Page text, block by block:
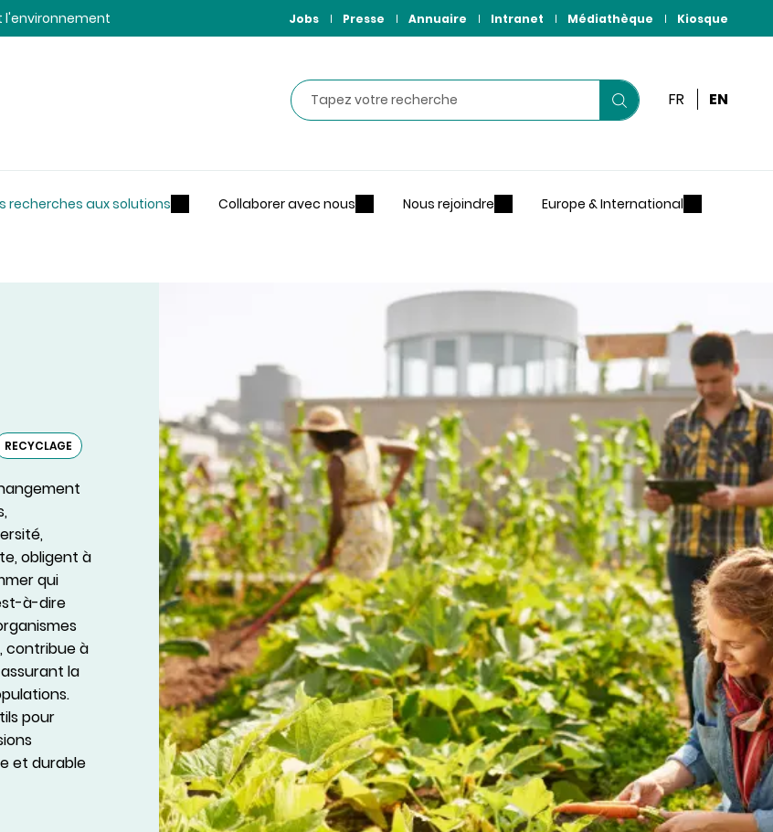
l'environnement Jobs Presse Annuaire Intranet Médiathèque Kiosque
Rechercher
Lancer
FR EN
recherches aux solutions Collaborer avec nous Nous rejoindre Europe & International
RECYCLAGE
obligent à
qui
à-dire
contribue à
la
pour
et durable